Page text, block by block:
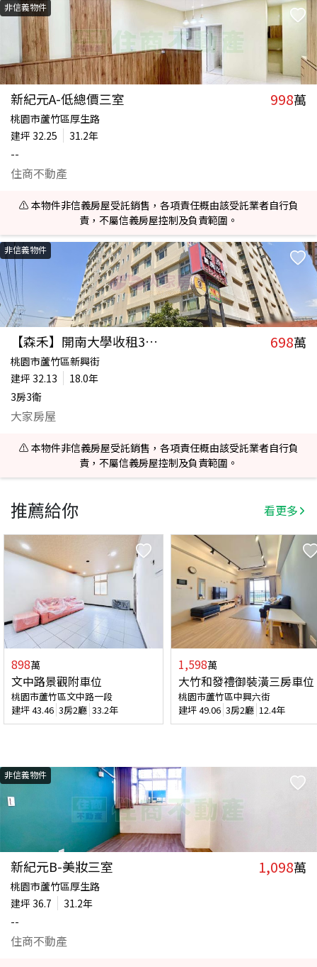
非信義物件
新紀元A-低總價三室 998萬
桃園市蘆竹區厚生路
建坪 32.25
31.2年
--
住商不動產
⚠️ 本物件非信義房屋受託銷售，各項責任概由該受託業者自行負
責，不屬信義房屋控制及負責範圍。
非信義物件
【森禾】開南大學收租3套房 698萬
桃園市蘆竹區新興街
建坪 32.13
18.0年
3房3衛
大家房屋
⚠️ 本物件非信義房屋受託銷售，各項責任概由該受託業者自行負
責，不屬信義房屋控制及負責範圍。
推薦給你 看更多
898萬
文中路景觀附車位
桃園市蘆竹區文中路一段
建坪43.46 3房2廳 33.2年
1,598萬
大竹和發禮御裝潢三房車位
桃園市蘆竹區中興六街
建坪49.06 3房2廳 12.4年
非信義物件
新紀元B-美妝三室 1,098萬
桃園市蘆竹區厚生路
建坪 36.7
31.2年
--
住商不動產